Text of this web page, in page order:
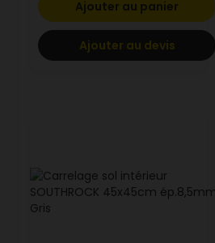
Ajouter au panier
Ajouter au devis